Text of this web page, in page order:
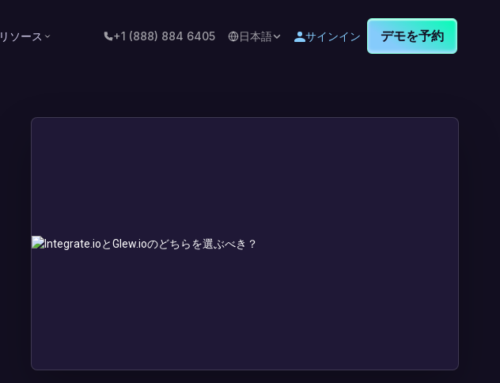
リソース +1 (888) 884 6405 日本語 サインイン デモを予約